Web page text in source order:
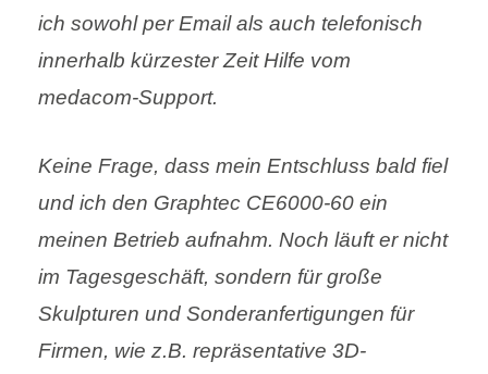
ich sowohl per Email als auch telefonisch
innerhalb kürzester Zeit Hilfe vom
medacom-Support.
Keine Frage, dass mein Entschluss bald fiel
und ich den Graphtec CE6000-60 ein
meinen Betrieb aufnahm. Noch läuft er nicht
im Tagesgeschäft, sondern für große
Skulpturen und Sonderanfertigungen für
Firmen, wie z.B. repräsentative 3D-